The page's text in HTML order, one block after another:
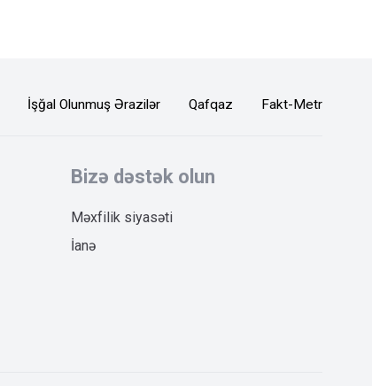
İşğal Olunmuş Ərazilər Qafqaz Fakt-Metr
Bizə dəstək olun
Məxfilik siyasəti
İanə